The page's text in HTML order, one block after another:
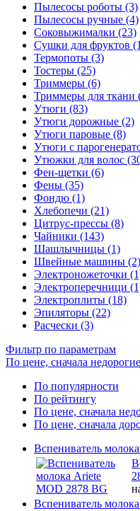
Пылесосы роботы (3)
Пылесосы ручные (4)
Соковыжималки (23)
Сушки для фруктов
Термопоты (3)
Тостеры (25)
Триммеры (6)
Триммеры для ткани
Утюги (83)
Утюги дорожные (2)
Утюги паровые (8)
Утюги с
Утюжки для волос
Фен-щетки (6)
Фены (35)
Фондю (1)
Хлебопечи (21)
Цитрус-прессы (8)
Чайники (143)
Шашлычницы (1)
Швейные машины (2)
Электроножеточки
Электроперечници
Электроплиты (18)
Эпиляторы (22)
Расчески (3)
Фильтр по параметрам
По цене, сначала недорогие
По популярности
По рейтингу
По цене, сначала
По цене, сначала
Вспениватель
Вспениватель